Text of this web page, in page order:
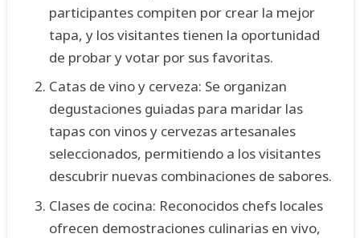
participantes compiten por crear la mejor
tapa, y los visitantes tienen la oportunidad
de probar y votar por sus favoritas.
Catas de vino y cerveza: Se organizan
degustaciones guiadas para maridar las
tapas con vinos y cervezas artesanales
seleccionados, permitiendo a los visitantes
descubrir nuevas combinaciones de sabores.
Clases de cocina: Reconocidos chefs locales
ofrecen demostraciones culinarias en vivo,